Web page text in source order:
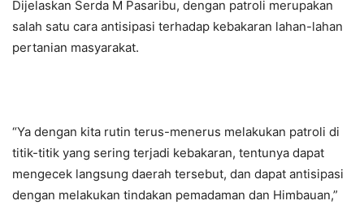
Dijelaskan Serda M Pasaribu, dengan patroli merupakan
salah satu cara antisipasi terhadap kebakaran lahan-lahan
pertanian masyarakat.
“Ya dengan kita rutin terus-menerus melakukan patroli di
titik-titik yang sering terjadi kebakaran, tentunya dapat
mengecek langsung daerah tersebut, dan dapat antisipasi
dengan melakukan tindakan pemadaman dan Himbauan,”